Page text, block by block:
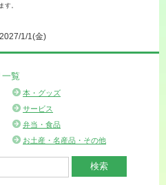
す。
1/1(金)
一覧
本・グッズ
サービス
弁当・食品
お土産・名産品・その他